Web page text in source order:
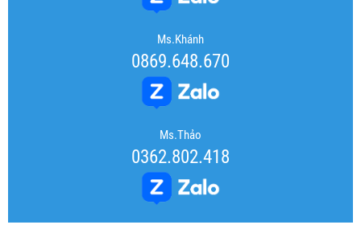
Ms.Khánh
0869.648.670
Ms.Thảo
0362.802.418